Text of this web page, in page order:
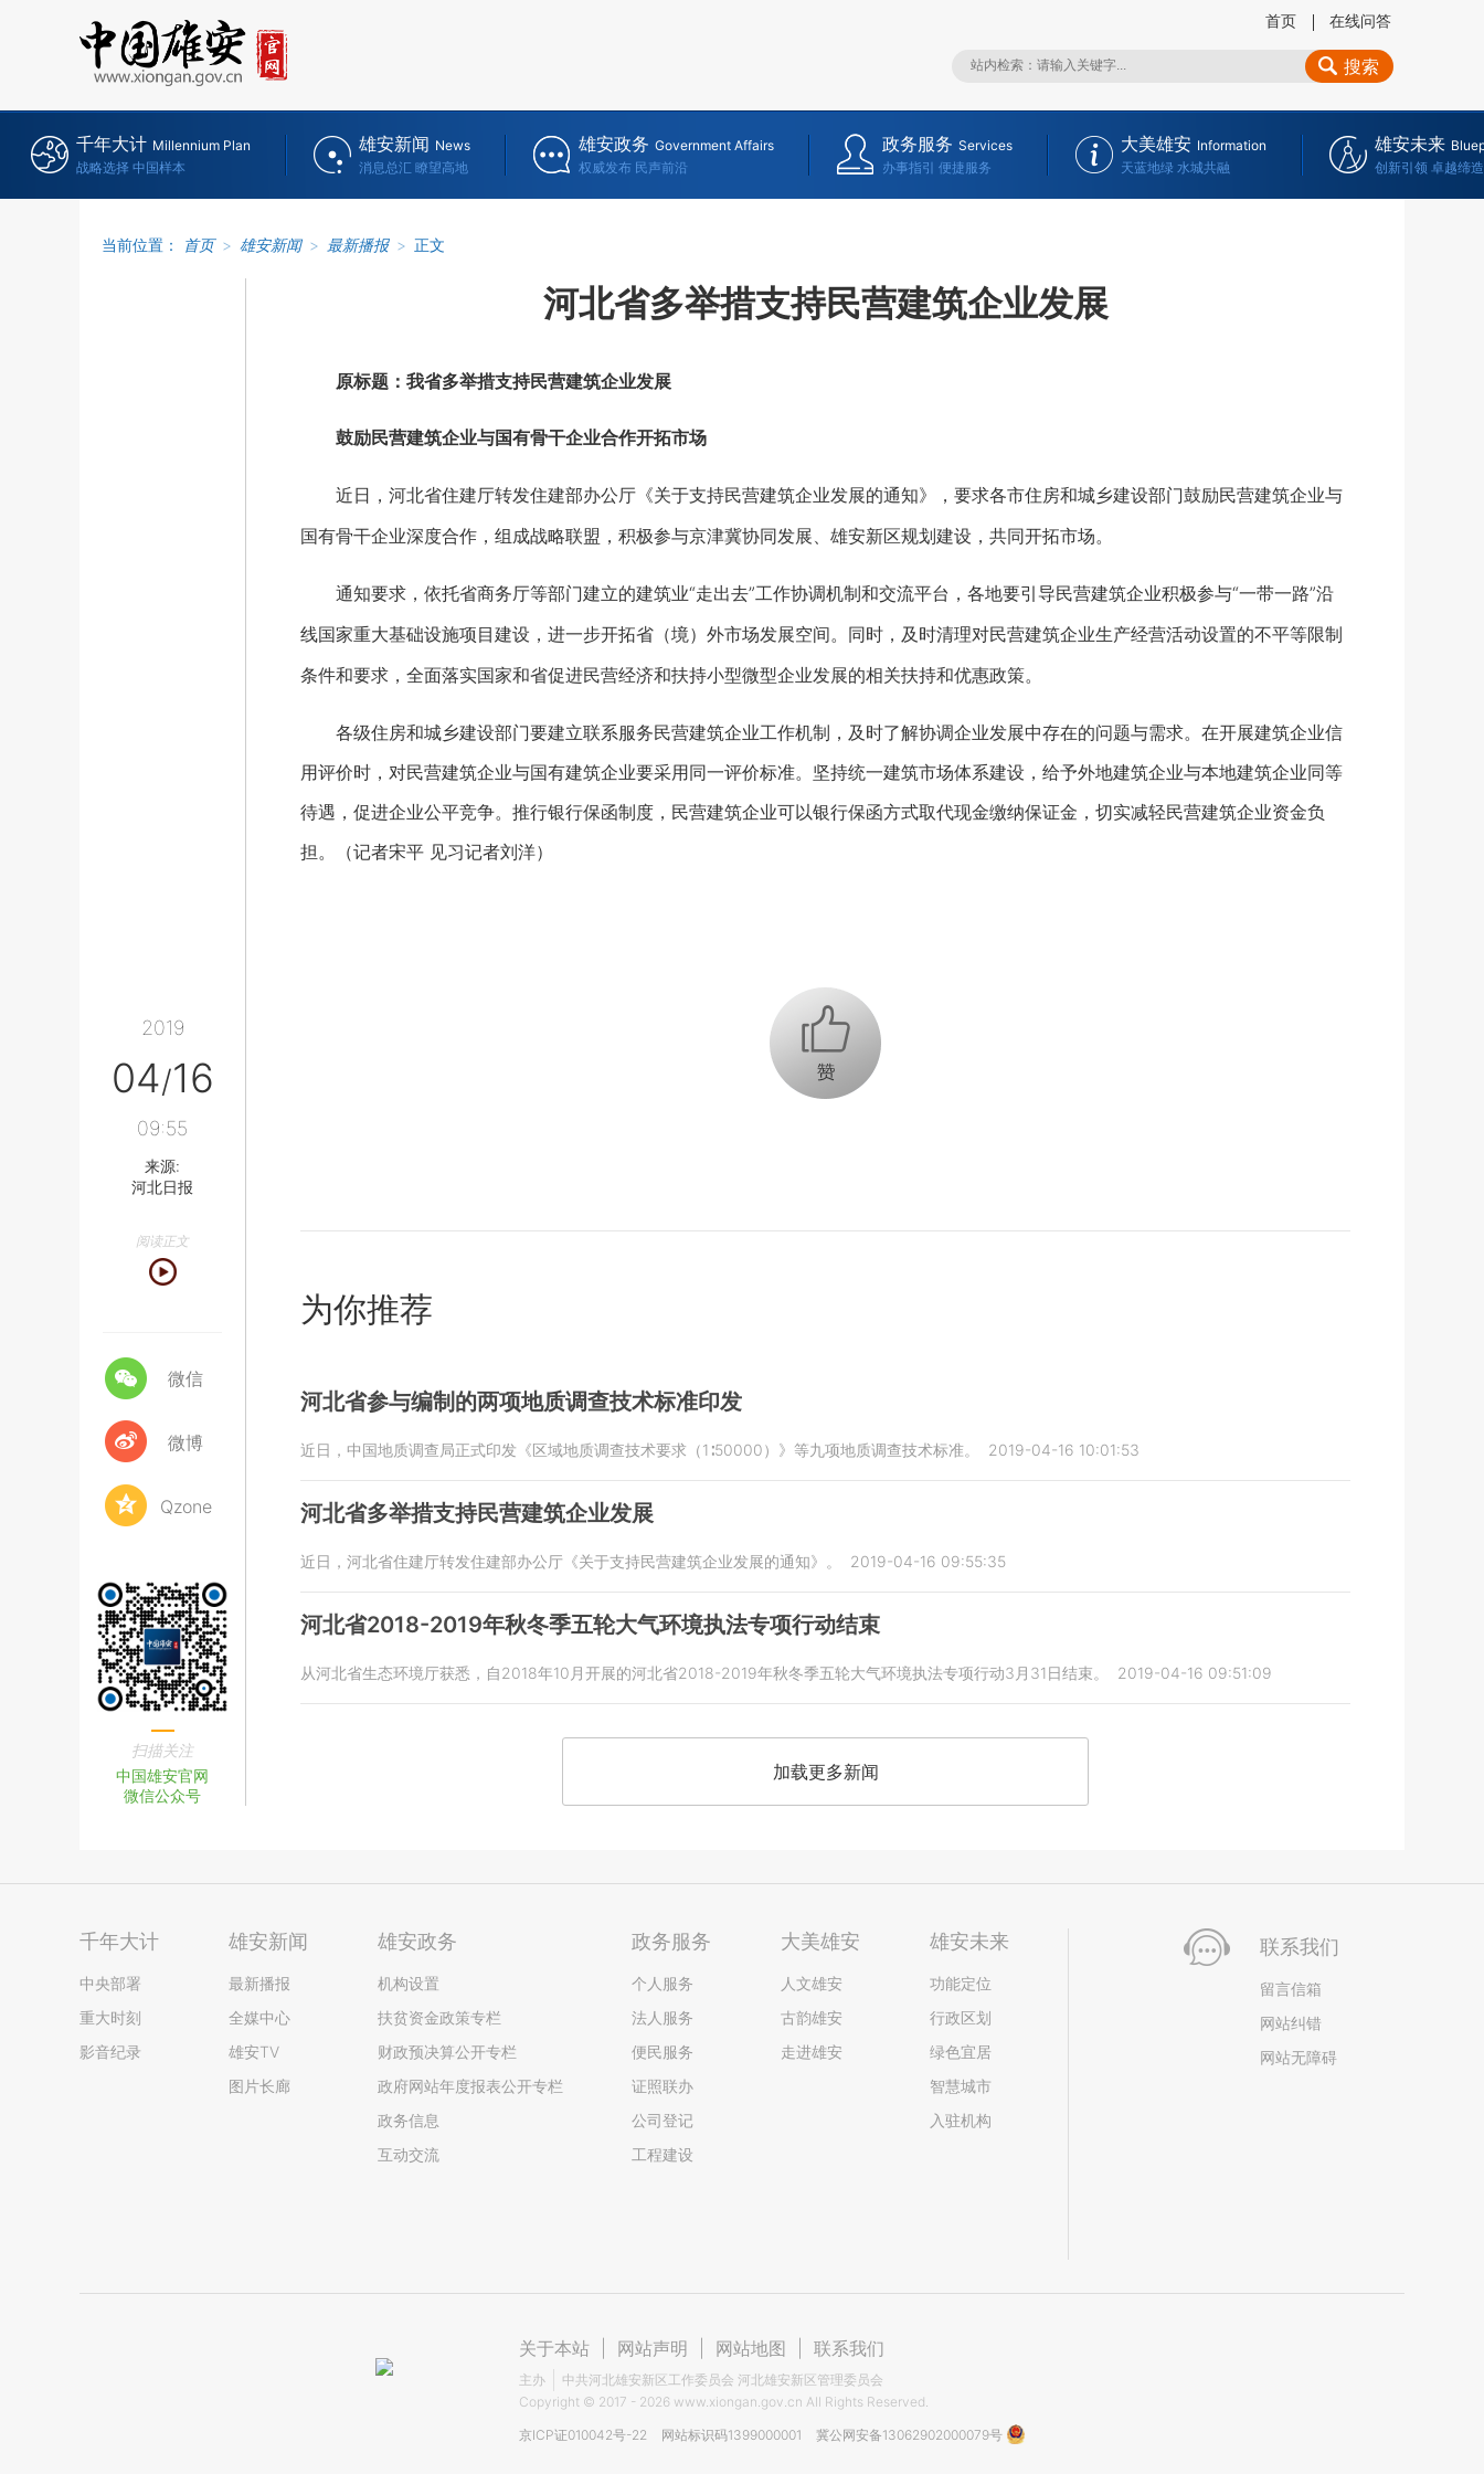
首页 在线问答
搜索
千年大计 Millennium Plan
战略选择 中国样本
雄安新闻 News
消息总汇 瞭望高地
雄安政务 Government Affairs
权威发布 民声前沿
政务服务 Services
办事指引 便捷服务
大美雄安 Information
天蓝地绿 水城共融
雄安未来
创新引领 卓越缔造
当前位置： 首页 > 雄安新闻 > 最新播报 > 正文
2019
04/16
09:55
来源:
河北日报
阅读正文
微信
微博
Qzone
扫描关注
中国雄安官网
微信公众号
河北省多举措支持民营建筑企业发展
原标题：我省多举措支持民营建筑企业发展
鼓励民营建筑企业与国有骨干企业合作开拓市场
近日，河北省住建厅转发住建部办公厅《关于支持民营建筑企业发展的通知》，要求各市住房和城乡建设部门鼓励民营建筑企业与
国有骨干企业深度合作，组成战略联盟，积极参与京津冀协同发展、雄安新区规划建设，共同开拓市场。
通知要求，依托省商务厅等部门建立的建筑业“走出去”工作协调机制和交流平台，各地要引导民营建筑企业积极参与“一带一路”沿
线国家重大基础设施项目建设，进一步开拓省（境）外市场发展空间。同时，及时清理对民营建筑企业生产经营活动设置的不平等限制
条件和要求，全面落实国家和省促进民营经济和扶持小型微型企业发展的相关扶持和优惠政策。
各级住房和城乡建设部门要建立联系服务民营建筑企业工作机制，及时了解协调企业发展中存在的问题与需求。在开展建筑企业信
用评价时，对民营建筑企业与国有建筑企业要采用同一评价标准。坚持统一建筑市场体系建设，给予外地建筑企业与本地建筑企业同等
待遇，促进企业公平竞争。推行银行保函制度，民营建筑企业可以银行保函方式取代现金缴纳保证金，切实减轻民营建筑企业资金负
担。（记者宋平 见习记者刘洋）
+1
为你推荐
河北省参与编制的两项地质调查技术标准印发
近日，中国地质调查局正式印发《区域地质调查技术要求（1∶50000）》等九项地质调查技术标准。 2019-04-16 10:01:53
河北省多举措支持民营建筑企业发展
近日，河北省住建厅转发住建部办公厅《关于支持民营建筑企业发展的通知》。 2019-04-16 09:55:35
河北省2018-2019年秋冬季五轮大气环境执法专项行动结束
从河北省生态环境厅获悉，自2018年10月开展的河北省2018-2019年秋冬季五轮大气环境执法专项行动3月31日结束。 2019-04-16 09:51:09
加载更多新闻
千年大计
中央部署
重大时刻
影音纪录
雄安新闻
最新播报
全媒中心
雄安TV
图片长廊
雄安政务
机构设置
扶贫资金政策专栏
财政预决算公开专栏
政府网站年度报表公开专栏
政务信息
互动交流
政务服务
个人服务
法人服务
便民服务
证照联办
公司登记
工程建设
大美雄安
人文雄安
古韵雄安
走进雄安
雄安未来
功能定位
行政区划
绿色宜居
智慧城市
入驻机构
联系我们
留言信箱
网站纠错
网站无障碍
关于本站 网站声明 网站地图 联系我们
主办
中共河北雄安新区工作委员会 河北雄安新区管理委员会
Copyright © 2017 - 2026 www.xiongan.gov.cn All Rights Reserved.
京ICP证010042号-22
网站标识码1399000001 冀公网安备13062902000079号